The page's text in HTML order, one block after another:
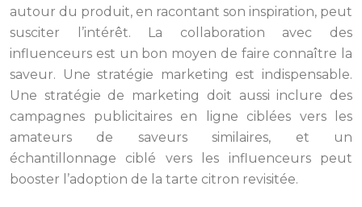
autour du produit, en racontant son inspiration, peut
susciter l’intérêt. La collaboration avec des
influenceurs est un bon moyen de faire connaître la
saveur. Une stratégie marketing est indispensable.
Une stratégie de marketing doit aussi inclure des
campagnes publicitaires en ligne ciblées vers les
amateurs de saveurs similaires, et un
échantillonnage ciblé vers les influenceurs peut
booster l’adoption de la tarte citron revisitée.